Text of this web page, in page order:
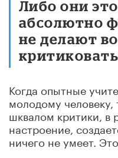
Либо они
абсолютно
не делают
Когда опытные
молодому
шквалом критики, в
настроение,
ничего не умеет.